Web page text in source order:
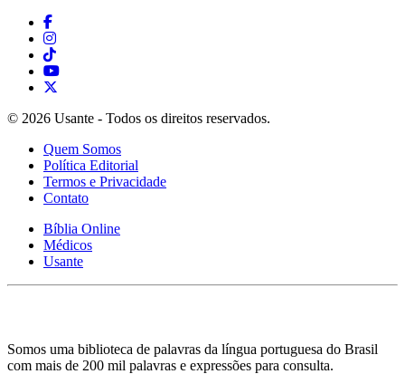
© 2026 Usante - Todos os direitos reservados.
Quem Somos
Política Editorial
Termos e Privacidade
Contato
Bíblia Online
Médicos
Usante
Somos uma biblioteca de palavras da língua portuguesa do Brasil
com mais de 200 mil palavras e expressões para consulta.